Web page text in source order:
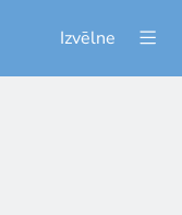
Izvēlne